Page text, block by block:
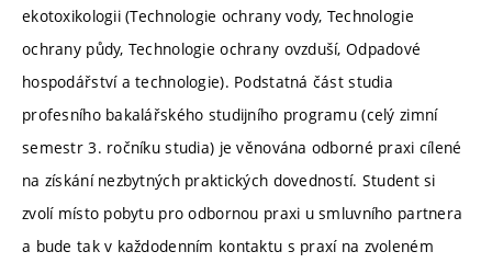
ekotoxikologii (Technologie ochrany vody, Technologie
ochrany půdy, Technologie ochrany ovzduší, Odpadové
hospodářství a technologie). Podstatná část studia
profesního bakalářského studijního programu (celý zimní
semestr 3. ročníku studia) je věnována odborné praxi cílené
na získání nezbytných praktických dovedností. Student si
zvolí místo pobytu pro odbornou praxi u smluvního partnera
a bude tak v každodenním kontaktu s praxí na zvoleném